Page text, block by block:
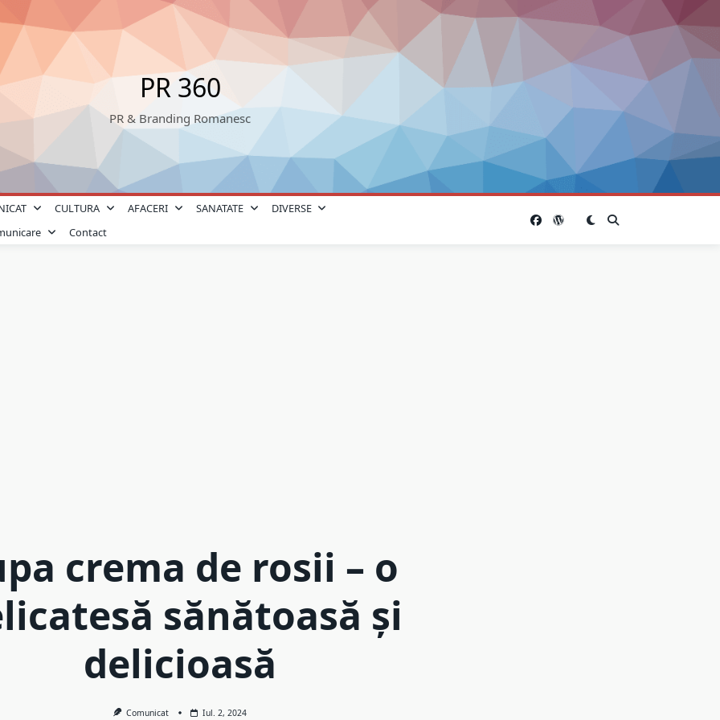
PR 360
PR & Branding Romanesc
CULTURA AFACERI SANATATE
DIVERSE
Contact
crema de rosii – o
sănătoasă și
delicioasă
Comunicat Iul. 2, 2024